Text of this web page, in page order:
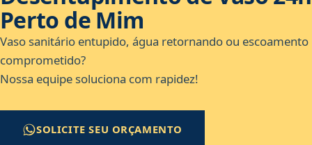
Perto de Mim
Vaso sanitário entupido, água retornando ou escoamento
comprometido?
Nossa equipe soluciona com rapidez!
SOLICITE SEU ORÇAMENTO